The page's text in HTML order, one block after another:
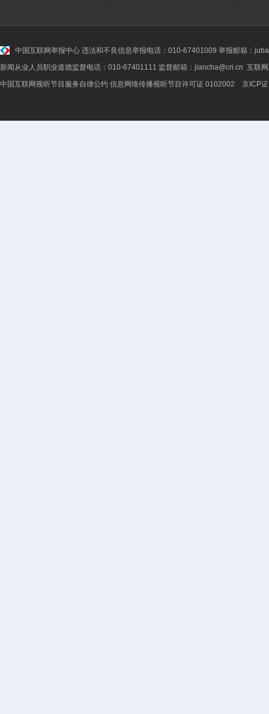
中国互联网举报中心 违法和不良信息举报电话：010-67401009 举报邮箱：
新闻从业人员职业道德监督电话：010-67401111 监督邮箱：jiancha@cri.cn 互联
中国互联网视听节目服务自律公约 信息网络传播视听节目许可证 0102002 京ICP